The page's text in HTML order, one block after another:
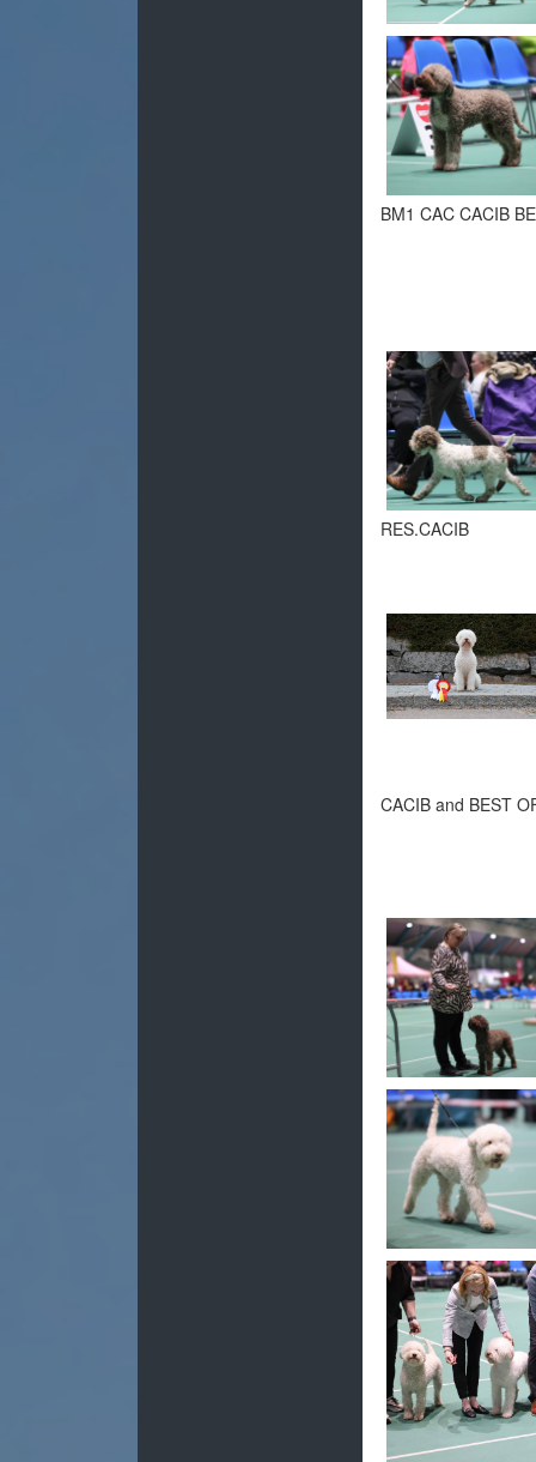
BM1 CAC CACIB
RES.CACIB
CACIB and BEST